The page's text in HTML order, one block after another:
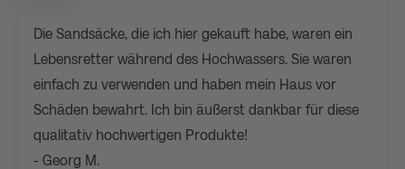
Die Sandsäcke, die ich hier gekauft habe, waren ein
Lebensretter während des Hochwassers. Sie waren
einfach zu verwenden und haben mein Haus vor
Schäden bewahrt. Ich bin äußerst dankbar für diese
qualitativ hochwertigen Produkte!
- Georg M.